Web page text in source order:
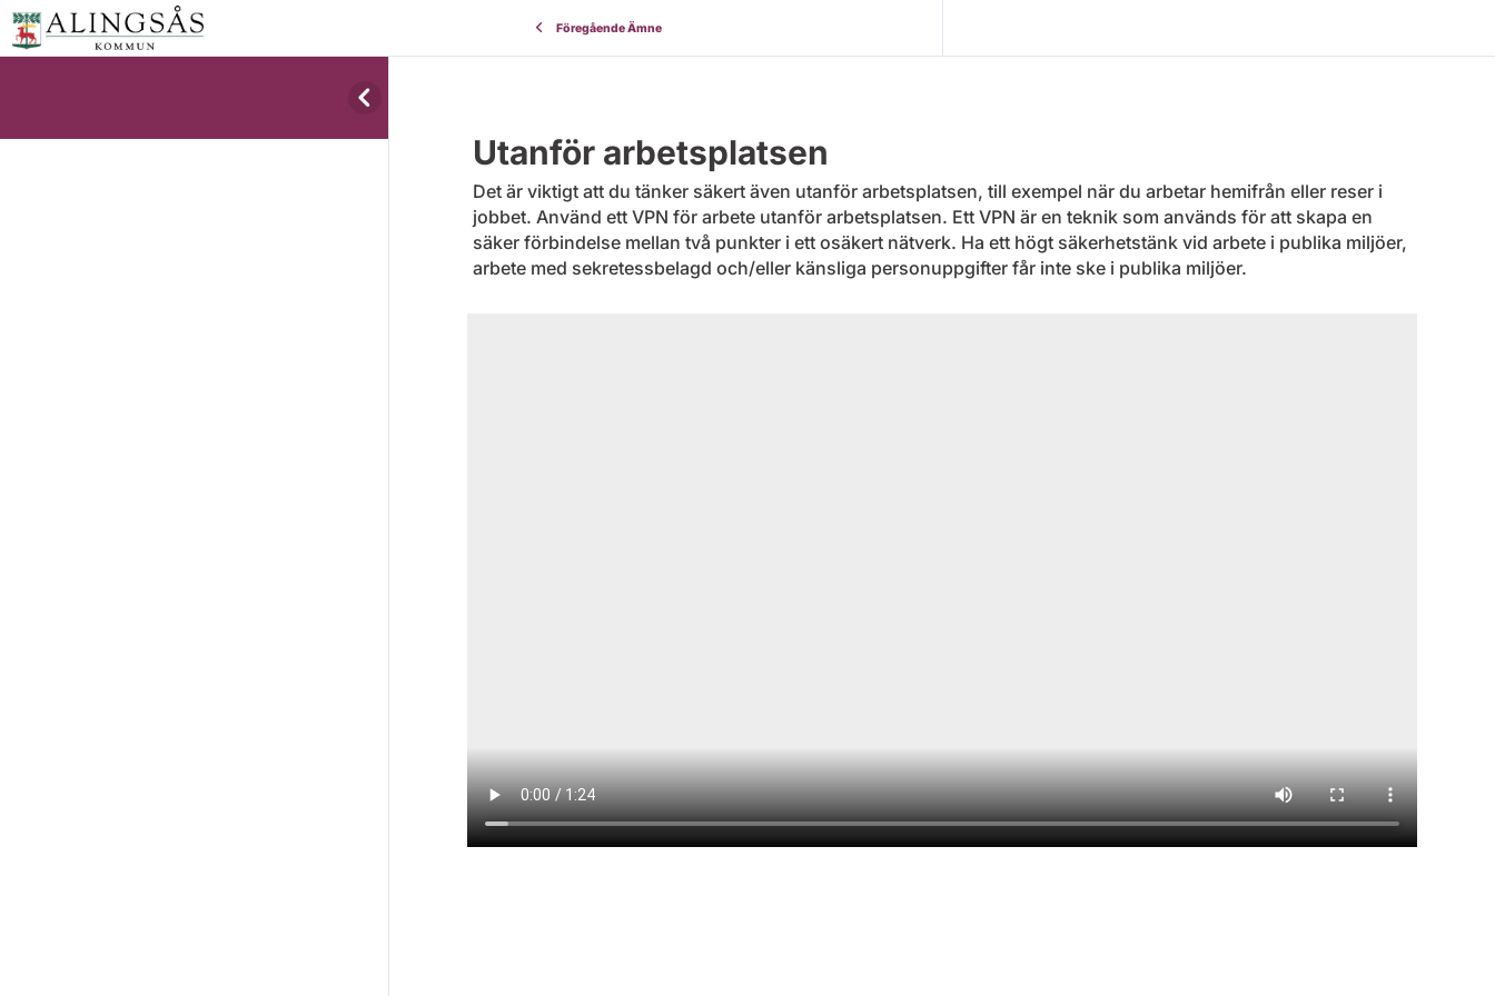
Föregående Ämne
Utanför arbetsplatsen
Det är viktigt att du tänker säkert även utanför arbetsplatsen, till exempel när du arbetar hemifrån eller reser i
jobbet. Använd ett VPN för arbete utanför arbetsplatsen. Ett VPN är en teknik som används för att skapa en
säker förbindelse mellan två punkter i ett osäkert nätverk. Ha ett högt säkerhetstänk vid arbete i publika miljöer,
arbete med sekretessbelagd och/eller känsliga personuppgifter får inte ske i publika miljöer.